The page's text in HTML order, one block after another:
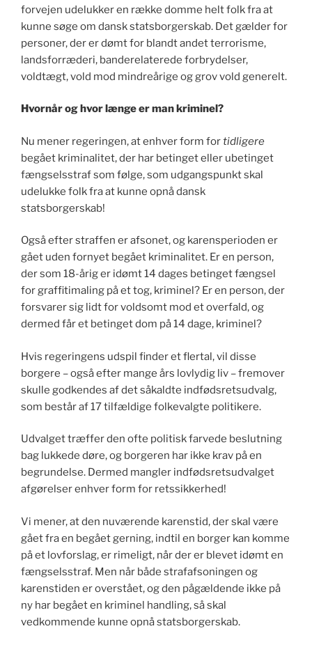
forvejen udelukker en række domme helt folk fra at
kunne søge om dansk statsborgerskab. Det gælder for
personer, der er dømt for blandt andet terrorisme,
landsforræderi, banderelaterede forbrydelser,
voldtægt, vold mod mindreårige og grov vold generelt.
Hvornår og hvor længe er man kriminel?
Nu mener regeringen, at enhver form fortidligere
begået kriminalitet, der har betinget eller ubetinget
fængselsstraf som følge, som udgangspunkt skal
udelukke folk fra at kunne opnå dansk
statsborgerskab!
Også efter straffen er afsonet, og karensperioden er
gået uden fornyet begået kriminalitet. Er en person,
der som 18-årig er idømt 14 dages betinget fængsel
for graffitimaling på et tog, kriminel? Er en person, der
forsvarer sig lidt for voldsomt mod et overfald, og
dermed får et betinget dom på 14 dage, kriminel?
Hvis regeringens udspil finder et flertal, vil disse
borgere – også efter mange års lovlydig liv – fremover
skulle godkendes af det såkaldte indfødsretsudvalg,
som består af 17 tilfældige folkevalgte politikere.
Udvalget træffer den ofte politisk farvede beslutning
bag lukkede døre, og borgeren har ikke krav på en
begrundelse. Dermed mangler indfødsretsudvalget
afgørelser enhver form for retssikkerhed!
Vi mener, at den nuværende karenstid, der skal være
gået fra en begået gerning, indtil en borger kan komme
på et lovforslag, er rimeligt, når der er blevet idømt en
fængselsstraf. Men når både strafafsoningen og
karenstiden er overstået, og den pågældende ikke på
ny har begået en kriminel handling, så skal
vedkommende kunne opnå statsborgerskab.